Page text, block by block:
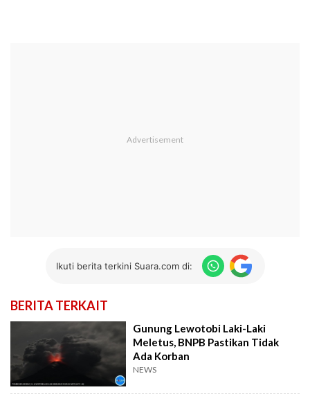
Ikuti berita terkini Suara.com di:
BERITA TERKAIT
Gunung Lewotobi Laki-Laki
Meletus, BNPB Pastikan Tidak
Ada Korban
NEWS